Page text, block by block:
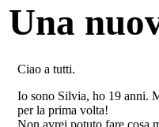
Una
Ciao a tutti.
Io sono Silvia, ho 19 anni.
per la prima volta!